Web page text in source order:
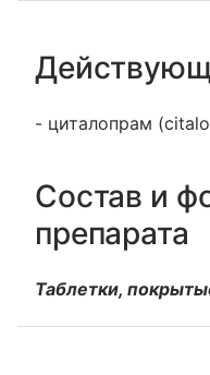
- циталопрам
Состав и
препарата
Таблетки,